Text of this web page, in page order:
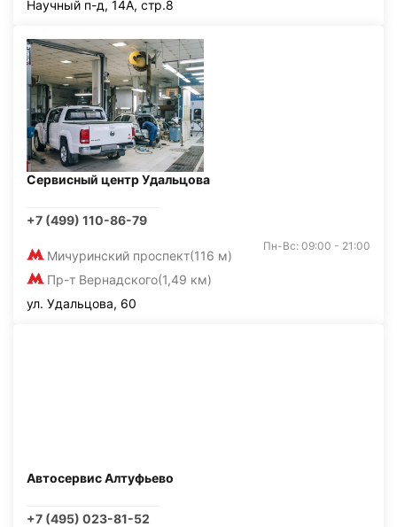
Научный п-д, 14А, стр.8
Сервисный центр Удальцова
+7 (499) 110-86-79
Мичуринский проспект(116 м)
Пр-т Вернадского(1,49 км)
Пн-Вс: 09:00 - 21:00
ул. Удальцова, 60
Автосервис Алтуфьево
+7 (495) 023-81-52